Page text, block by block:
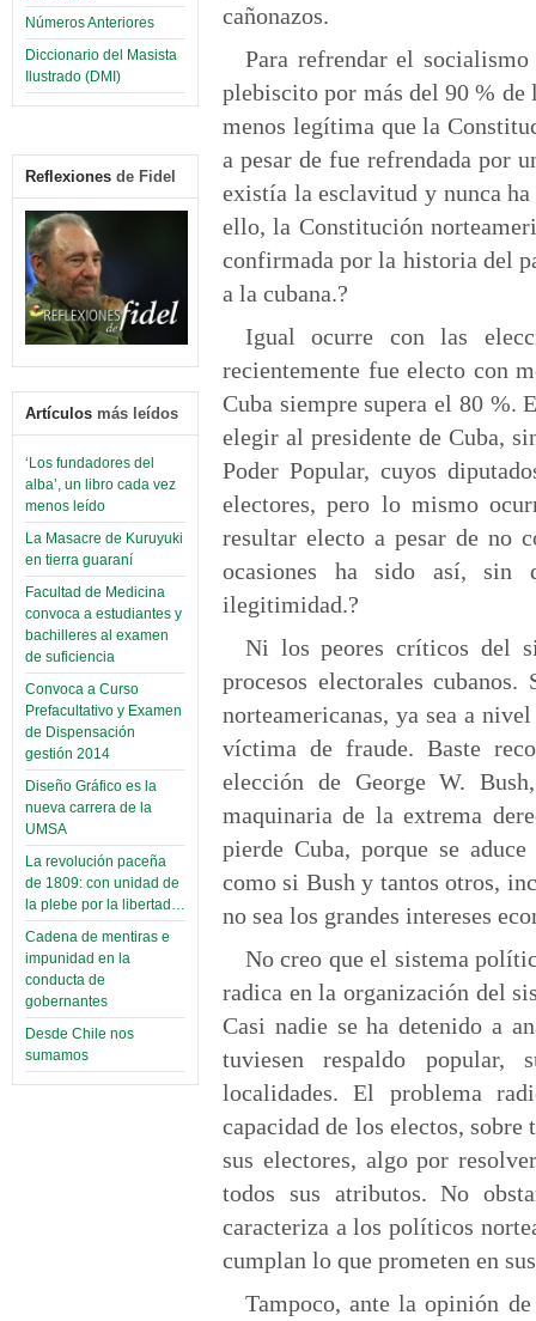
Números Anteriores
Diccionario del Masista
Ilustrado (DMI)
Reflexiones de Fidel
Artículos más leídos
‘Los fundadores del
alba’, un libro cada vez
menos leído
La Masacre de Kuruyuki
en tierra guaraní
Facultad de Medicina
convoca a estudiantes y
bachilleres al examen
de suficiencia
Convoca a Curso
Prefacultativo y Examen
de Dispensación
gestión 2014
Diseño Gráfico es la
nueva carrera de la
UMSA
La revolución paceña
de 1809: con unidad de
la plebe por la libertad…
Cadena de mentiras e
impunidad en la
conducta de
gobernantes
Desde Chile nos
sumamos
cañonazos.
Para refrendar el
plebiscito por más del 90 % de
menos legítima que la
a pesar de fue refrendada por
existía la esclavitud y nunca
ello, la Constitución
confirmada por la historia del
a la cubana.?
Igual ocurre con las
recientemente fue electo con
Cuba siempre supera el 80 %.
elegir al presidente de Cuba,
Poder Popular, cuyos
electores, pero lo mismo
resultar electo a pesar de no
ocasiones ha sido así, sin
ilegitimidad.?
Ni los peores críticos del
procesos electorales
norteamericanas, ya sea a
víctima de fraude. Baste
elección de George W.
maquinaria de la extrema
pierde Cuba, porque se
como si Bush y tantos otros,
no sea los grandes intereses
No creo que el sistema
radica en la organización del
Casi nadie se ha detenido a
tuviesen respaldo popular,
localidades. El problema
capacidad de los electos, sobre
sus electores, algo por
todos sus atributos. No
caracteriza a los políticos
cumplan lo que prometen en
Tampoco, ante la opinión